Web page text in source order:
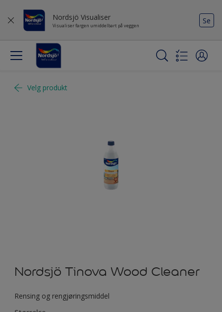
Nordsjö Visualiser
Visualiser fargen umiddelbart på veggen
Se
Velg produkt
Nordsjö Tinova Wood Cleaner
Rensing og rengjøringsmiddel